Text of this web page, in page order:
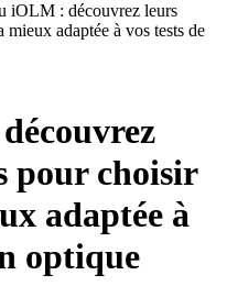
iOLM : découvrez leurs
adaptée à vos tests de
pour choisir
adaptée à
optique